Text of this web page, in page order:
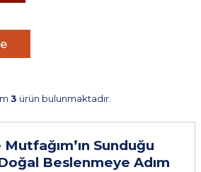
3 ürün bulunmaktadır.
Sunduğu
Beslenmeye Adım